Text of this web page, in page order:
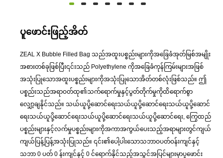
ပူဖောင်းဖြည့်အိတ်
ZEAL X Bubble Filled Bag သည်အထူးပစ္စည်းများကိုအခြေခံအုတ်မြစ်အမျိုး
အစားတစ်ခုဖြစ်ပြီး၎င်းသည် Polyethylene ကိုအခြေခံကုန်ကြမ်းများအဖြစ်
အသုံးပြုသောအထူးပစ္စည်းများကိုအသုံးပြုသောအိတ်တစ်လုံးဖြစ်သည်။ ဤ
ပစ္စည်းသည်အရာဝတ်ထု၏သက်ရောက်မှုနှင့်ပွတ်တိုက်မှုကိုထိရောက်စွာ
လျှော့ချနိုင်သည်။ သယ်ယူပို့ဆောင်ရေးသယ်ယူပို့ဆောင်ရေးသယ်ယူပို့ဆောင်
ရေးသယ်ယူပို့ဆောင်ရေးသယ်ယူပို့ဆောင်ရေးသယ်ယူပို့ဆောင်ရေး, ကြွေထည်
ပစ္စည်းများနှင့်လက်မှုပစ္စည်းများကိုအကာအကွယ်ပေးသည့်အရာများတွင်ကျယ်
ကျယ်ပြန့်ပြန့်အသုံးပြုသည်။ ၎င်း၏ပေါ့ပါးသောသဘာဝပတ်ဝန်းကျင်နှင့်
သဘာ 0 ပတ် 0 န်းကျင်နှင့် 0 င်ရောက်နိုင်သည့်အသွင်အပြင်များမှာပူဖောင်း